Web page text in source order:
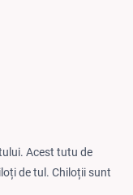
Acest tutu de
de tul. Chiloții sunt